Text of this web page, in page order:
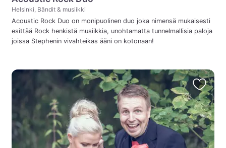
Helsinki, Bändit & musiikki
Acoustic Rock Duo on monipuolinen duo joka nimensä mukaisesti
esittää Rock henkistä musiikkia, unohtamatta tunnelmallisia paloja
joissa Stephenin vivahteikas ääni on kotonaan!